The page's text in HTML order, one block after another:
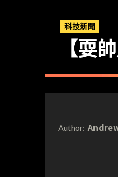
科技新聞
【耍
Author: